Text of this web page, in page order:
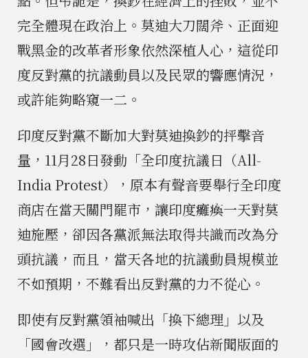
完全體現在政治上。莫迪大刀闊斧、正面迎
戰黑金的改革者形象依然深植人心，這從印
度反對黨的抗議動員以及民眾的響應情況，
或許能夠略窺一二。
印度反對黨不斷加大對莫迪換鈔的抨擊音
量，11月28日發動「全印度抗議日（All-
India Protest），原本有聲音要舉行全印度
商店在當天關門罷市，讓印度癱瘓一天對莫
迪施壓，卻因各黨派無法取得共識而改為分
頭抗議，而且，當天各地的抗議動員規模並
不如預期，不難看出反對黨的力不從心。
即使有反對黨領袖喊出「換下總理」以及
「國會改選」，都只是一時攻佔新聞版面的